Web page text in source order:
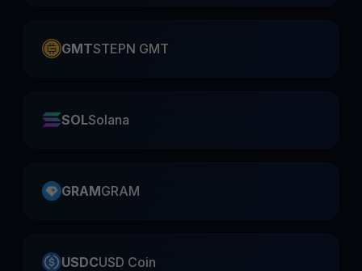
GMTSTEPN GMT
SOLSolana
GRAMGRAM
USDCUSD Coin